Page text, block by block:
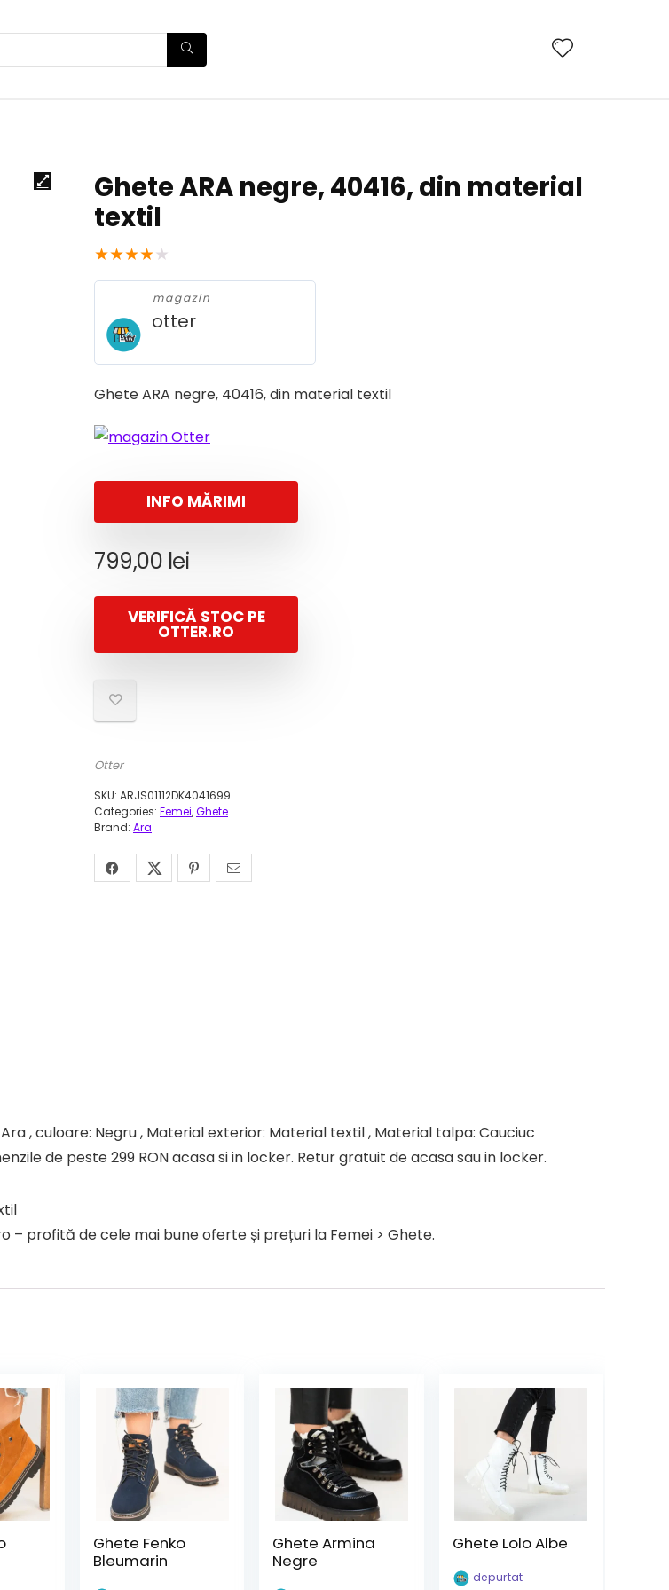
Ghete ARA negre, 40416, din material
textil
★★★★★
magazin
otter
Ghete ARA negre, 40416, din material textil
INFO MĂRIMI
799,00 lei
VERIFICĂ STOC PE
OTTER.RO
Otter
SKU: ARJS01112DK4041699
Categories: Femei,Ghete
Brand: Ara
, culoare: Negru , Material exterior: Material textil , Material talpa: Cauciuc
de peste 299 RON acasa si in locker. Retur gratuit de acasa sau in locker.
– profită de cele mai bune oferte și prețuri la Femei > Ghete.
Ghete Fenko
Bleumarin
Ghete Armina
Negre
Ghete Lolo Albe
depurtat